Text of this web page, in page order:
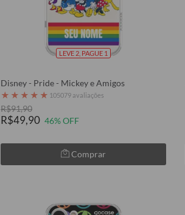
LEVE 2, PAGUE 1
Disney - Pride - Mickey e Amigos
★ ★ ★ ★ ★ 105079 avaliações
R$91,90
R$49,90 46% OFF
Comprar